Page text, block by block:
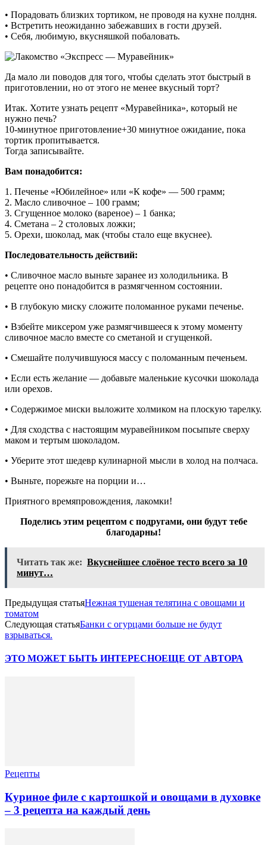
• Порадовать близких тортиком, не проводя на кухне полдня.
• Встретить неожиданно забежавших в гости друзей.
• Себя, любимую, вкусняшкой побаловать.
Да мало ли поводов для того, чтобы сделать этот быстрый в
приготовлении, но от этого не менее вкусный торт?
Итак. Хотите узнать рецепт «Муравейника», который не
нужно печь?
10-минутное приготовление+30 минутное ожидание, пока
тортик пропитывается.
Тогда записывайте.
Вам понадобится:
1. Печенье «Юбилейное» или «К кофе» — 500 грамм;
2. Масло сливочное – 100 грамм;
3. Сгущенное молоко (вареное) – 1 банка;
4. Сметана – 2 столовых ложки;
5. Орехи, шоколад, мак (чтобы стало еще вкуснее).
Последовательность действий:
• Сливочное масло выньте заранее из холодильника. В
рецепте оно понадобится в размягченном состоянии.
• В глубокую миску сложите поломанное руками печенье.
• Взбейте миксером уже размягчившееся к этому моменту
сливочное масло вместе со сметаной и сгущенкой.
• Смешайте получившуюся массу с поломанным печеньем.
• Если есть желание — добавьте маленькие кусочки шоколада
или орехов.
• Содержимое миски выложите холмиком на плоскую тарелку.
• Для сходства с настоящим муравейником посыпьте сверху
маком и тертым шоколадом.
• Уберите этот шедевр кулинарной мысли в холод на полчаса.
• Выньте, порежьте на порции и…
Приятного времяпровождения, лакомки!
Поделись этим рецептом с подругами, они будут тебе
благодарны!
Читать так же: Вкуснейшее слоёное тесто всего за 10
минут…
Предыдущая статьяНежная тушеная телятина с овощами и
томатом
Следующая статьяБанки с огурцами больше не будут
взрываться.
ЭТО МОЖЕТ БЫТЬ ИНТЕРЕСНОЕЩЕ ОТ АВТОРА
Рецепты
Куриное филе с картошкой и овощами в духовке
– 3 рецепта на каждый день